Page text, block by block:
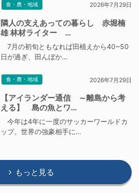
食・農・地域 2026年7月29日
隣人の支えあっての暮らし 赤堀楠
雄 林材ライター …
7月の初旬ともなれば田植えから40~50
日が過ぎ、田んぼか…
食・農・地域 2026年7月29日
【アイランダー通信 ～離島から考
える】 島の魚とワ…
今年は4年に一度のサッカーワールドカ
ップ。世界の強豪相手に…
もっと見る